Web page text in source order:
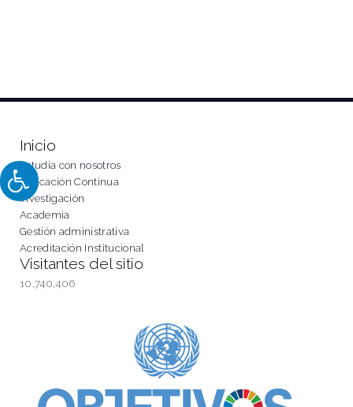
Inicio
Estudia con nosotros
Educación Continua
Investigación
Academia
Gestión administrativa
Acreditación Institucional
Visitantes del sitio
10,740,406